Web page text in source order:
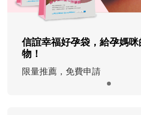
信誼幸福好孕袋，給孕媽
物！
限量推薦，免費申請